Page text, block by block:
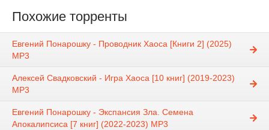
Похожие торренты
Евгений Понарошку - Проводник Хаоса [Книги 2] (2025)
MP3
Алексей Свадковский - Игра Хаоса [10 книг] (2019-2023)
МР3
Евгений Понарошку - Экспансия Зла. Семена
Апокалипсиса [7 книг] (2022-2023) МР3